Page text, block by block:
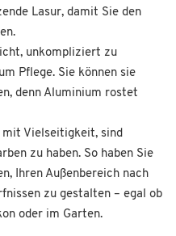
Lasur, damit Sie den
unkompliziert zu
Pflege. Sie können sie
denn Aluminium rostet
mit Vielseitigkeit, sind
zu haben. So haben Sie
Ihren Außenbereich nach
zu gestalten – egal ob
oder im Garten.